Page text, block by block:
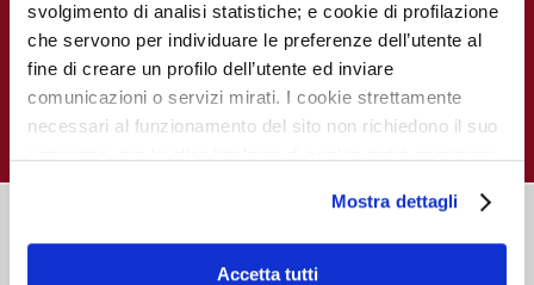
svolgimento di analisi statistiche; e cookie di profilazione
che servono per individuare le preferenze dell’utente al
fine di creare un profilo dell’utente ed inviare
comunicazioni o servizi mirati. I cookie strettamente
necessari al funzionamento del sito non richiedono il suo
Qualora non volesse esprimere preferenze può chiudere
il banner cliccando sul tasto x; in tal caso potranno
essere utilizzati solo i cookie strettamente necessari al
Mostra dettagli
Accetta tutti
Indice delle
scientifiche più
recenti
prevenzione